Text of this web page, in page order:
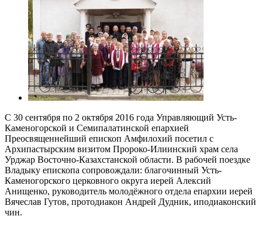
С 30 сентября по 2 октября 2016 года Управляющий Усть-
Каменогорской и Семипалатинской епархией
Преосвященнейший епископ Амфилохий посетил с
Архипастырским визитом Пророко-Илиинский храм села
Урджар Восточно-Казахстанской области. В рабочей поездке
Владыку епископа сопровождали: благочинный Усть-
Каменогорского церковного округа иерей Алексий
Анищенко, руководитель молодёжного отдела епархии иерей
Вячеслав Гутов, протодиакон Андрей Дудник, иподиаконский
чин.